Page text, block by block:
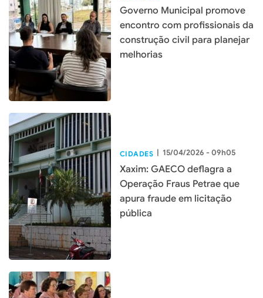
Governo Municipal promove
encontro com profissionais da
construção civil para planejar
melhorias
CIDADES | 15/04/2026 - 09h05
Xaxim: GAECO deflagra a
Operação Fraus Petrae que
apura fraude em licitação
pública